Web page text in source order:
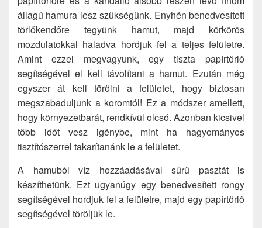
állagú hamura lesz szükségünk. Enyhén benedvesített
törlőkendőre tegyünk hamut, majd körkörös
mozdulatokkal haladva hordjuk fel a teljes felületre.
Amint ezzel megvagyunk, egy tiszta papírtörlő
segítségével el kell távolítani a hamut. Ezután még
egyszer át kell törölni a felületet, hogy biztosan
megszabaduljunk a koromtól! Ez a módszer amellett,
hogy környezetbarát, rendkívül olcsó. Azonban kicsivel
több időt vesz igénybe, mint ha hagyományos
tisztítószerrel takarítanánk le a felületet.
A hamuból víz hozzáadásával sűrű pasztát is
készíthetünk. Ezt ugyanúgy egy benedvesített rongy
segítségével hordjuk fel a felületre, majd egy papírtörlő
segítségével töröljük le.